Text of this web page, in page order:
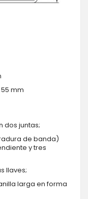
mm
dos juntas;
de banda)
y tres
llaves;
larga en forma